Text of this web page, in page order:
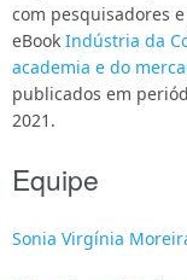
com pesquisadores
eBook Indústria da
academia e do
publicados em
2021.
Equipe
Sonia Virgínia